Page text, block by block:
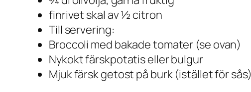
finrivet skal av ½ citron
Till servering:
Broccoli med bakade tomater (se ovan)
Nykokt färskpotatis eller bulgur
Mjuk färsk getost på burk (istället för sås)